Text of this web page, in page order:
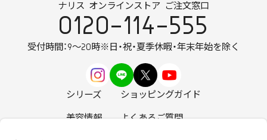
ナリス オンラインストア ご注文窓口
0120-114-555
受付時間：9～20時※日・祝・夏季休暇・年末年始を除く
シリーズ ショッピングガイド
美容情報 よくあるご質問